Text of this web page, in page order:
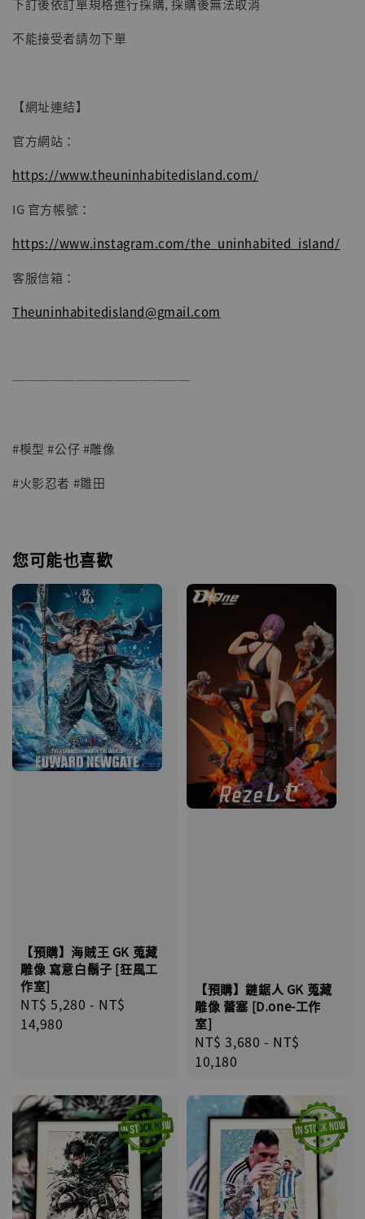
下訂後依訂單規格進行採購, 採購後無法取消
不能接受者請勿下單
【網址連結】
官方網站：
https://www.theuninhabitedisland.com/
IG 官方帳號：
https://www.instagram.com/the_uninhabited_island/
客服信箱：
Theuninhabitedisland@gmail.com
──────────────
#模型 #公仔 #雕像
#火影忍者 #雛田
您可能也喜歡
【預購】海賊王 GK 蒐藏
雕像 寫意白鬍子 [狂風工
作室]
Regular
price
NT$ 5,280 - NT$
14,980
【預購】鏈鋸人 GK 蒐藏
雕像 蕾塞 [D.one-工作
室]
Regular
price
NT$ 3,680 - NT$
10,180